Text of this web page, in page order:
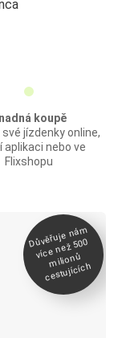
koupě
jízdenky online,
aplikaci nebo ve
Flixshopu
Důvěřuje ná
m
více než 500
milionů
cestujících